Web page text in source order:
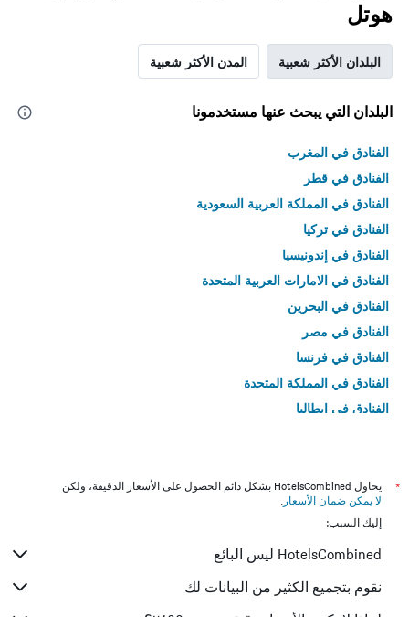
هوتل
البلدان الأكثر شعبية المدن الأكثر شعبية
البلدان التي يبحث عنها مستخدمونا
الفنادق في المغرب
الفنادق في قطر
الفنادق في المملكة العربية السعودية
الفنادق في تركيا
الفنادق في إندونيسيا
الفنادق في الامارات العربية المتحدة
الفنادق في البحرين
الفنادق في مصر
الفنادق في فرنسا
الفنادق في المملكة المتحدة
الفنادق في إيطاليا
*
يحاول HotelsCombined بشكل دائم الحصول على الأسعار الدقيقة، ولكن
لا يمكن ضمان الأسعار .
إليك السبب:
HotelsCombined ليس البائع
نقوم بتجميع الكثير من البيانات لك